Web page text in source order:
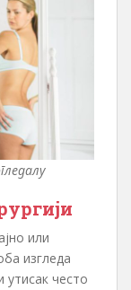
или
изгледа
утисак често